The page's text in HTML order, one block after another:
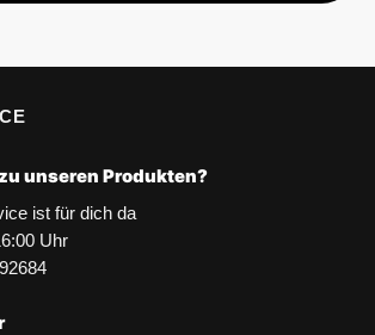
unseren Produkten?
ist für dich da
Uhr